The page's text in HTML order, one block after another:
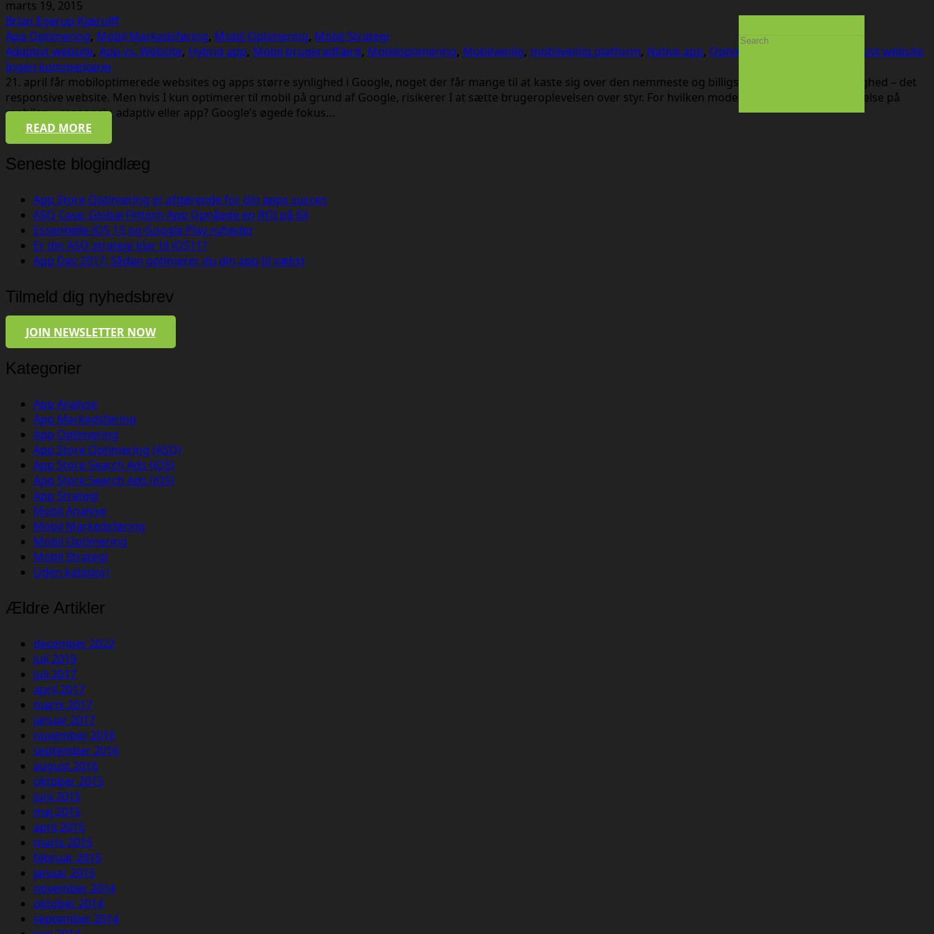
marts 19, 2015
Brian Egerup Kjærulff
App Optimering, Mobil Markedsføring, Mobil Optimering, Mobil Strategi
Adaptivt website, App vs. Website, Hybrid app, Mobil brugeradfærd, Mobiloptimering, Mobilvenlig, mobilvenlig platform, Native app, Optimering til mobil
Responsivt website
Ingen kommentarer
21. april får mobiloptimerede websites og apps større synlighed i Google, noget der får mange til at kaste sig over den nemmeste og billigste model for mobilvenlighed – det
responsive website. Men hvis I kun optimerer til mobil på grund af Google, risikerer I at sætte brugeroplevelsen over styr. For hvilken model giver den bedste oplevelse på
mobilen – responsiv, adaptiv eller app? Google’s øgede fokus…
READ MORE
Seneste blogindlæg
App Store Optimering er afgørende for din apps succes
ASO Case: Global Fintech App Opnåede en ROI på 6X
Essentielle iOS 13 og Google Play nyheder
Er din ASO-strategi klar til iOS11?
App Day 2017: Sådan optimerer du din app til vækst
Tilmeld dig nyhedsbrev
JOIN NEWSLETTER NOW
Kategorier
App Analyse
App Markedsføring
App Optimering
App Store Optimering (ASO)
App Store Search Ads (iOS)
App Store Search Ads (iOS)
App Strategi
Mobil Analyse
Mobil Markedsføring
Mobil Optimering
Mobil Strategi
Uden kategori
Ældre Artikler
december 2022
juli 2019
juli 2017
april 2017
marts 2017
januar 2017
november 2016
september 2016
august 2016
oktober 2015
juni 2015
maj 2015
april 2015
marts 2015
februar 2015
januar 2015
november 2014
oktober 2014
september 2014